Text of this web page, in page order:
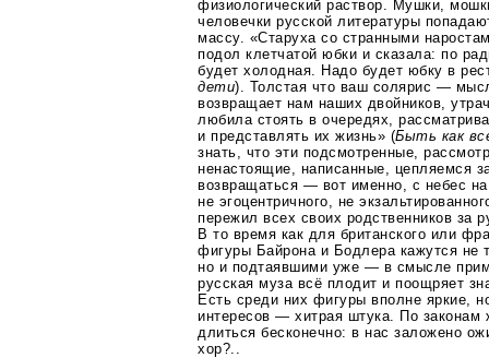
физиологический раствор. Мушки,
человечки русской литературы
массу. «Старуха со странными
подол клетчатой юбки и сказала: по
будет холодная. Надо будет юбку в
дети). Толстая что ваш солярис —
возвращает нам наших двойников,
любила стоять в очередях,
и представлять их жизнь» (Быть как
знать, что эти подсмотренные,
ненастоящие, написанные, цепляемся
возвращаться — вот именно, с небес
не эгоцентричного, не
пережил всех своих родственников за
В то время как для британского или
фигуры Байрона и Бодлера кажутся не
но и подтаявшими уже — в смысле
русская муза всё плодит и поощряет
Есть среди них фигуры вполне яркие,
интересов — хитрая штука. По
длиться бесконечно: в нас заложено
хор?..